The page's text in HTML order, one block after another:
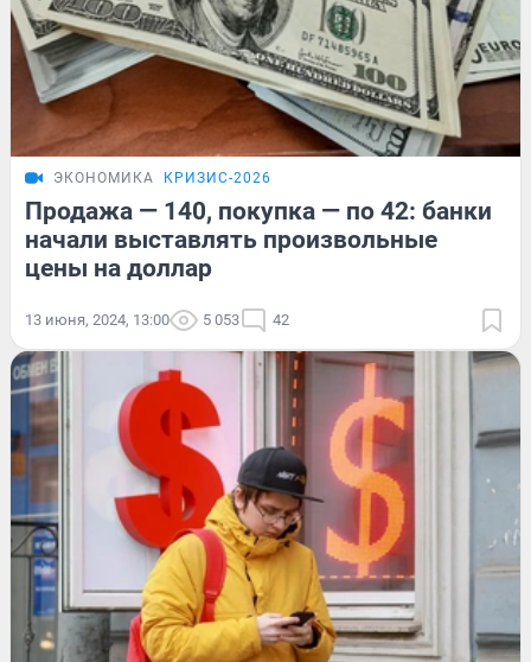
ЭКОНОМИКА КРИЗИС-2026
Продажа — 140, покупка — по 42: банки
начали выставлять произвольные
цены на доллар
13 июня, 2024, 13:00 5 053 42